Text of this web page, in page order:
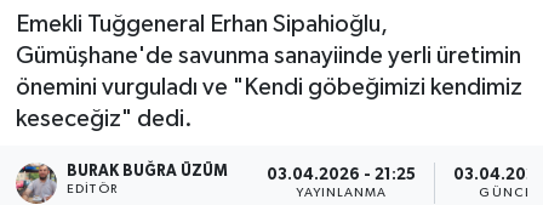
Emekli Tuğgeneral Erhan Sipahioğlu,
Gümüşhane'de savunma sanayiinde yerli üretimin
önemini vurguladı ve "Kendi göbeğimizi kendimiz
keseceğiz" dedi.
BURAK BUĞRA ÜZÜM
EDITÖR
03.04.2026 - 21:25
YAYINLANMA